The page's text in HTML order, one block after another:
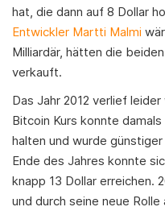
hat, die dann auf 8 Dollar
Entwickler Martti Malmi
Milliardär, hätten die
verkauft.
Das Jahr 2012 verlief
Bitcoin Kurs konnte
halten und wurde
Ende des Jahres konnte
knapp 13 Dollar erreichen.
und durch seine neue